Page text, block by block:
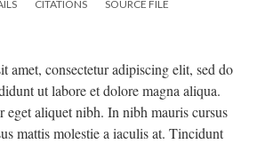
CITATIONS SOURCE FILE
amet, consectetur adipiscing elit, sed do
ut labore et dolore magna aliqua.
eget aliquet nibh. In nibh mauris cursus
mattis molestie a iaculis at. Tincidunt